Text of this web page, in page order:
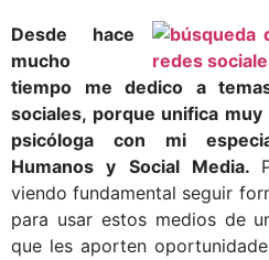
Desde hace
mucho
tiempo me dedico a
sociales, porque unifica
psicóloga con mi
Humanos y Social Media.
viendo fundamental seguir
para usar estos medios de
que les aporten